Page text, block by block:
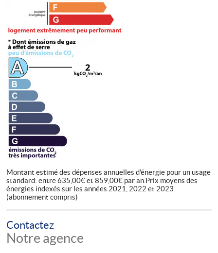
Montant estimé des dépenses annuelles d'énergie pour un usage
standard: entre 635,00€ et 859,00€ par an.Prix moyens des
énergies indexés sur les années 2021, 2022 et 2023
(abonnement compris)
Contactez
Notre agence